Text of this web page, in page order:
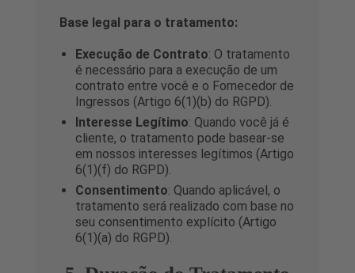
Base legal para o tratamento:
Execução de Contrato: O tratamento
é necessário para a execução de um
contrato entre você e o Fornecedor de
Ingressos (Artigo 6(1)(b) do RGPD).
Interesse Legítimo: Quando você já é
cliente, o tratamento pode basear-se
em nossos interesses legítimos (Artigo
6(1)(f) do RGPD).
Consentimento: Quando aplicável, o
tratamento será realizado com base no
seu consentimento explícito (Artigo
6(1)(a) do RGPD).